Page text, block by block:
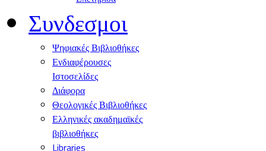
Συνδεσμοι
Ψηφιακές Βιβλιοθήκες
Ενδιαφέρουσες
Ιστοσελίδες
Διάφορα
Θεολογικές Βιβλιοθήκες
Ελληνικές ακαδημαϊκές
βιβλιοθήκες
Libraries